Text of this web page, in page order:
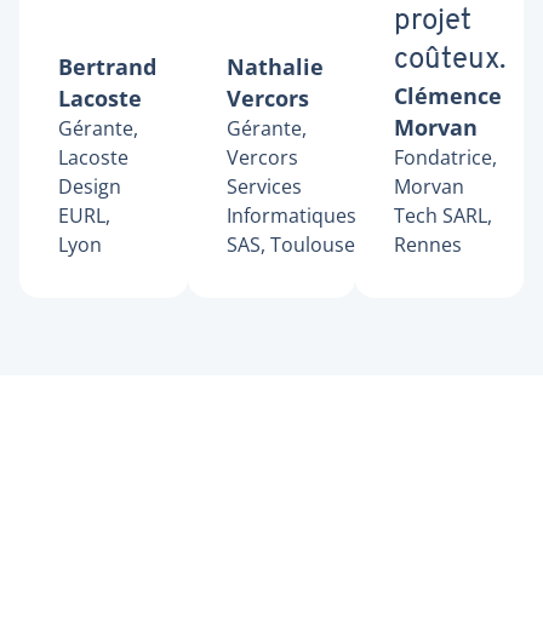
Bertrand
Lacoste
Gérante,
Lacoste
Design
EURL,
Lyon
Nathalie
Vercors
Gérante,
Vercors
Services
Informatiques
SAS, Toulouse
projet
coûteux.
Clémence
Morvan
Fondatrice,
Morvan
Tech SARL,
Rennes